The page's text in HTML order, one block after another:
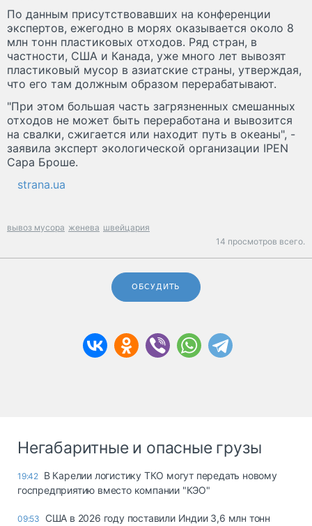
По данным присутствовавших на конференции
экспертов, ежегодно в морях оказывается около 8
млн тонн пластиковых отходов. Ряд стран, в
частности, США и Канада, уже много лет вывозят
пластиковый мусор в азиатские страны, утверждая,
что его там должным образом перерабатывают.
"При этом большая часть загрязненных смешанных
отходов не может быть переработана и вывозится
на свалки, сжигается или находит путь в океаны", -
заявила эксперт экологической организации IPEN
Сара Броше.
strana.ua
вывоз мусора женева швейцария
14 просмотров всего.
ОБСУДИТЬ
Негабаритные и опасные грузы
19:42 В Карелии логистику ТКО могут передать новому
госпредприятию вместо компании "КЭО"
09:53
США в 2026 году поставили Индии 3,6 млн тонн